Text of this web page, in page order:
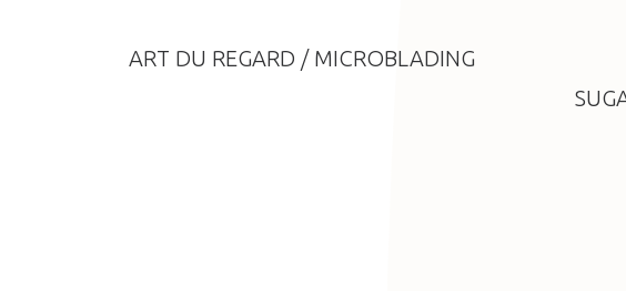
ART DU REGARD / MICROBLADING